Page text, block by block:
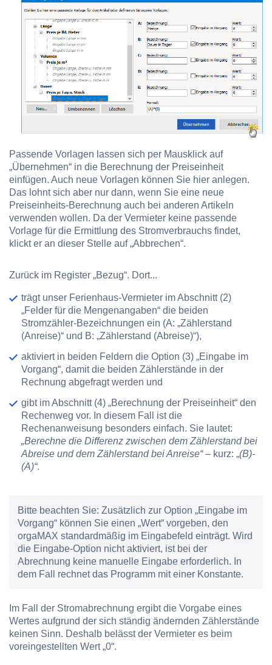
Passende Vorlagen lassen sich per Mausklick auf
„Übernehmen“ in die Berechnung der Preiseinheit
einfügen. Auch neue Vorlagen können Sie hier anlegen.
Das lohnt sich aber nur dann, wenn Sie eine neue
Preiseinheits-Berechnung auch bei anderen Artikeln
verwenden wollen. Da der Vermieter keine passende
Vorlage für die Ermittlung des Stromverbrauchs findet,
klickt er an dieser Stelle auf „Abbrechen“.
Zurück im Register „Bezug“. Dort...
trägt unser Ferienhaus-Vermieter im Abschnitt (2)
„Felder für die Mengenangaben“ die beiden
Stromzähler-Bezeichnungen ein (A: „Zählerstand
(Anreise)“ und B: „Zählerstand (Abreise)“),
aktiviert in beiden Feldern die Option (3) „Eingabe im
Vorgang“, damit die beiden Zählerstände in der
Rechnung abgefragt werden und
gibt im Abschnitt (4) „Berechnung der Preiseinheit“ den
Rechenweg vor. In diesem Fall ist die
Rechenanweisung besonders einfach. Sie lautet:
„Berechne die Differenz zwischen dem Zählerstand bei
Abreise und dem Zählerstand bei Anreise“– kurz: „(B)-
(A)“.
Bitte beachten Sie: Zusätzlich zur Option „Eingabe im
Vorgang“ können Sie einen „Wert“ vorgeben, den
orgaMAX standardmäßig im Eingabefeld einträgt. Wird
die Eingabe-Option nicht aktiviert, ist bei der
Abrechnung keine manuelle Eingabe erforderlich. In
dem Fall rechnet das Programm mit einer Konstante.
Im Fall der Stromabrechnung ergibt die Vorgabe eines
Wertes aufgrund der sich ständig ändernden Zählerstände
keinen Sinn. Deshalb belässt der Vermieter es beim
voreingestellten Wert „0“.